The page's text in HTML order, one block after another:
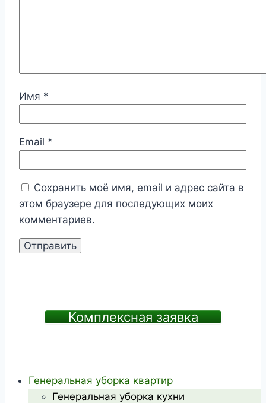
Имя *
Email *
Сохранить моё имя, email и адрес сайта в
этом браузере для последующих моих
комментариев.
Комплексная заявка
Генеральная уборка квартир
Генеральная уборка кухни